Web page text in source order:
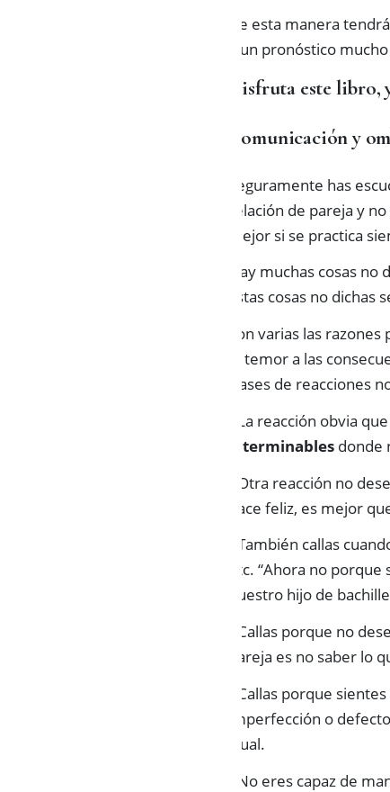
De esta manera
y un pronóstico
Disfruta este libro,
Comunicación y
Seguramente has
relación de pareja y
mejor si se practica
Hay muchas cosas
Estas cosas no
Son varias las
el temor a las
clases de reacciones
• La reacción obvia
interminablesdonde
• Otra reacción no
hace feliz, es mejor
• También callas
etc. “Ahora no
nuestro hijo de
• Callas porque no
pareja es no saber lo
• Callas porque sientes
imperfección o
igual.
• No eres capaz de